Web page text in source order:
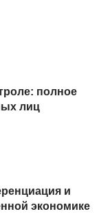
полное
лиц
и
экономике